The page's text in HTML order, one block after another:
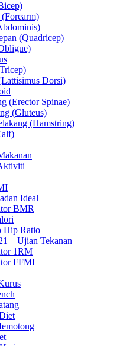
(Quadricep)
Dorsi)
(Erector Spinae)
(Gluteus)
(Hamstring)
Ideal
BMR
Hip Ratio
– Ujian Tekanan
1RM
FFMI